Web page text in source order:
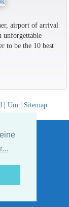
airport of arrival
to be the 10 best
| Um | Sitemap